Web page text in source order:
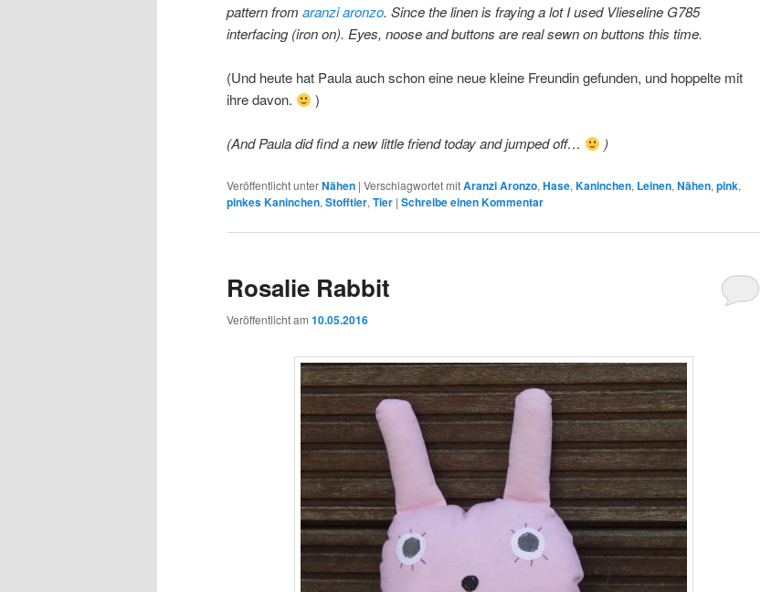
pattern from aranzi aronzo. Since the linen is fraying a lot I used Vlieseline G785
interfacing (iron on). Eyes, noose and buttons are real sewn on buttons this time.
(Und heute hat Paula auch schon eine neue kleine Freundin gefunden, und hoppelte mit
ihre davon.
)
(And Paula did find a new little friend today and jumped off… )
Veröffentlicht unterNähen | Verschlagwortet mitAranzi Aronzo, Hase, Kaninchen, Leinen, Nähen, pink,
pinkes Kaninchen, Stofftier, Tier | Schreibe einen Kommentar
Rosalie Rabbit
Veröffentlicht am 10.05.2016